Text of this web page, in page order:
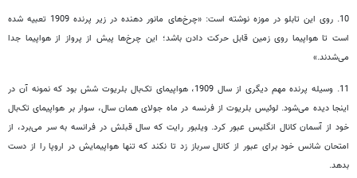
10. روی این تابلو در موزه نوشته است: «چرخ‌های مانور دهنده در زیر پرنده 1909 تعبیه شده
است تا هواپیما روی زمین قابل حرکت دادن باشد؛ این چرخ‌ها پیش از پرواز از هواپیما جدا
می‌شدند.»
11. وسیله پرنده مهم دیگری از سال 1909، هواپیمای تک‌بال بلریوت شش بود که نمونه آن در
اینجا دیده می‌شود. لوئیس بلریوت از فرنسه در ماه جولای همان سال، سوار بر هواپیمای تک‌بال
خود از آسمان کانال انگلیس عبور کرد. ویلبور رایت که سال قبلش در فرانسه به سر می‌برد، از
امتحان شانس خود برای عبور از کانال سرباز زد تا نکند که تنها هواپیمایش در اروپا را از دست
بدهد.